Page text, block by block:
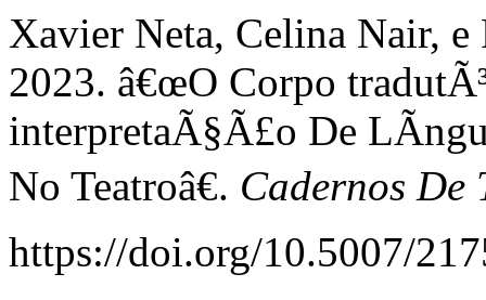
Xavier Neta, Celina Nair, e
2023. â€œO Corpo
interpretaÃ§Ã£o De
No Teatroâ€. Cadernos De
https://doi.org/10.5007/